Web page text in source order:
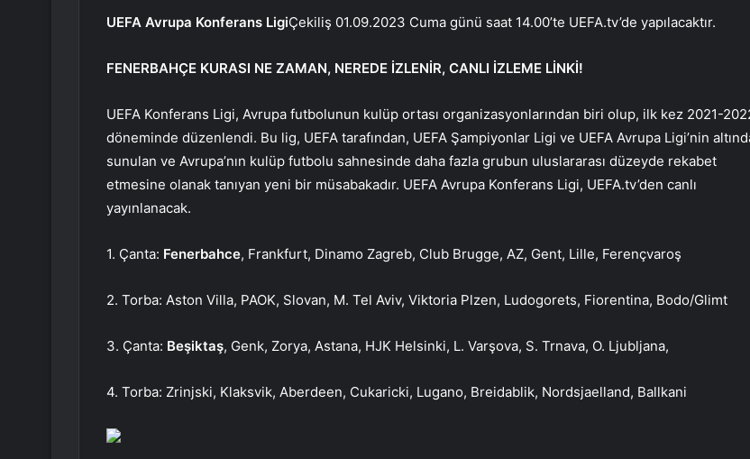
UEFA Avrupa Konferans LigiÇekiliş 01.09.2023 Cuma günü saat 14.00’te UEFA.tv’de yapılacaktır.
FENERBAHÇE KURASI NE ZAMAN, NEREDE İZLENİR, CANLI İZLEME LİNKİ!
UEFA Konferans Ligi, Avrupa futbolunun kulüp ortası organizasyonlarından biri olup, ilk kez 2021-
döneminde düzenlendi. Bu lig, UEFA tarafından, UEFA Şampiyonlar Ligi ve UEFA Avrupa Ligi’nin
sunulan ve Avrupa’nın kulüp futbolu sahnesinde daha fazla grubun uluslararası düzeyde rekabet
etmesine olanak tanıyan yeni bir müsabakadır. UEFA Avrupa Konferans Ligi, UEFA.tv’den canlı
yayınlanacak.
1. Çanta: Fenerbahce, Frankfurt, Dinamo Zagreb, Club Brugge, AZ, Gent, Lille, Ferençvaroş
2. Torba: Aston Villa, PAOK, Slovan, M. Tel Aviv, Viktoria Plzen, Ludogorets, Fiorentina, Bodo/Glimt
3. Çanta: Beşiktaş, Genk, Zorya, Astana, HJK Helsinki, L. Varşova, S. Trnava, O. Ljubljana,
4. Torba: Zrinjski, Klaksvik, Aberdeen, Cukaricki, Lugano, Breidablik, Nordsjaelland, Ballkani